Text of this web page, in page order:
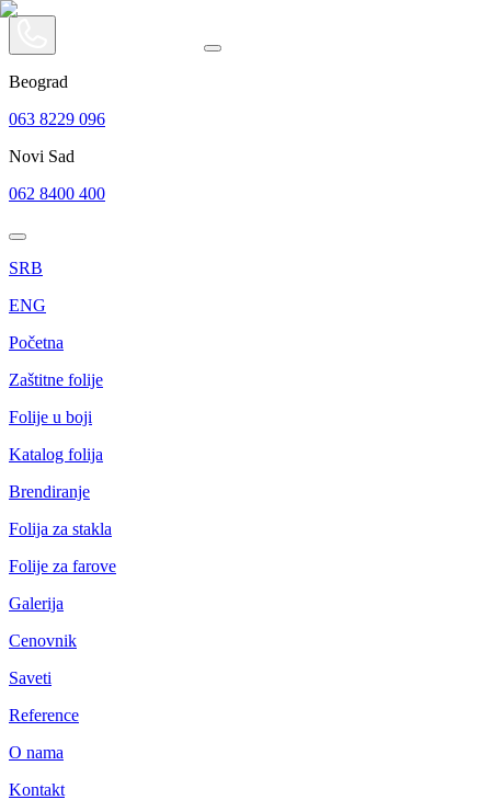
Beograd
063 8229 096
Novi Sad
062 8400 400
SRB
ENG
Početna
Zaštitne folije
Folije u boji
Katalog folija
Brendiranje
Folija za stakla
Folije za farove
Galerija
Cenovnik
Saveti
Reference
O nama
Kontakt